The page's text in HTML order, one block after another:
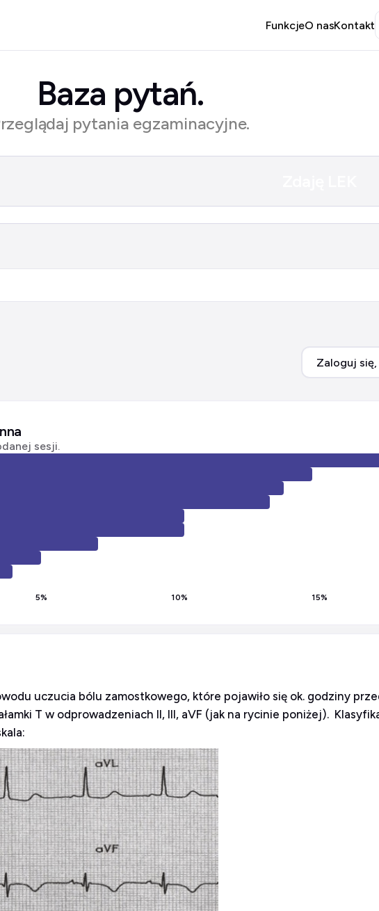
FunkcjeO nasKontakt
Baza pytań.
pytania egzaminacyjne.
Zaloguj
sesji.
5% 10% 15%
uczucia bólu zamostkowego, które pojawiło się ok. godziny
T w odprowadzeniach II, III, aVF (jak na rycinie poniżej).